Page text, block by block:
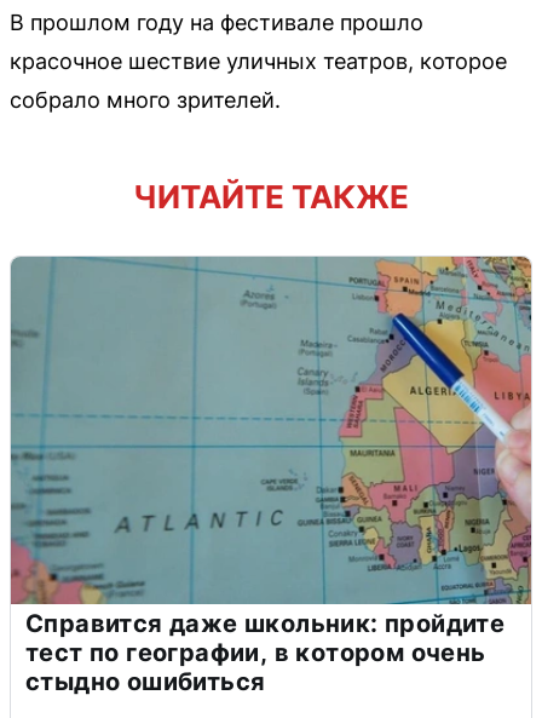
В прошлом году на фестивале прошло
красочное шествие уличных театров, которое
собрало много зрителей.
ЧИТАЙТЕ ТАКЖЕ
Справится даже школьник: пройдите
тест по географии, в котором очень
стыдно ошибиться